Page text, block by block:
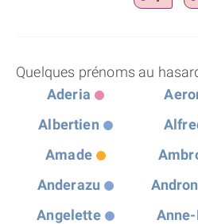
Quelques prénoms au
Aderia
Albertien
Amade
Anderazu
Angelette